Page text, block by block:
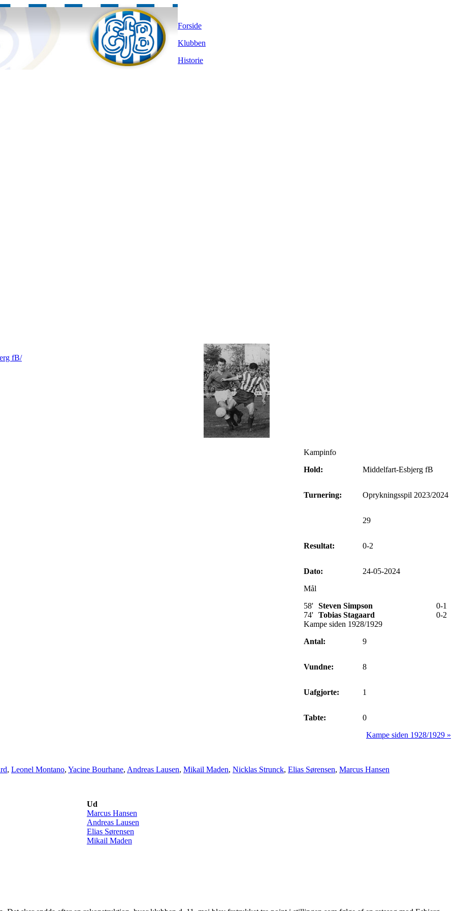
Forside
Klubben
Historie
fB/
Kampinfo
Hold:
Middelfart-Esbjerg fB
Turnering: Oprykningsspil 2023/2024
29
Resultat: 0-2
Dato:
24-05-2024
Mål
58' Steven Simpson
0-1
74' Tobias Stagaard
0-2
Kampe siden 1928/1929
Antal:
9
Vundne: 8
Uafgjorte: 1
Tabte:
0
Kampe siden 1928/1929 »
, Leonel Montano, Yacine Bourhane, Andreas Lausen, Mikail Maden, Nicklas Strunck, Elias Sørensen, Marcus Hansen
Ud
Marcus Hansen
Andreas Lausen
Elias Sørensen
Mikail Maden